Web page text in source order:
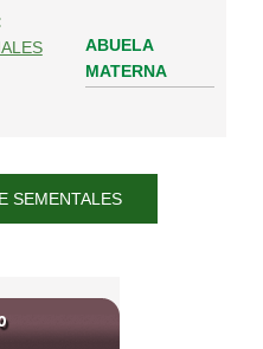
ABUELA
MATERNA
SEMENTALES